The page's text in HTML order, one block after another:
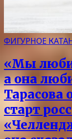
ФИГУРНОЕ
«Мы
а она
Тарасова
старт